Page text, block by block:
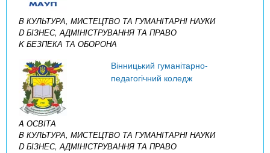
B КУЛЬТУРА, МИСТЕЦТВО ТА ГУМАНІТАРНІ НАУКИ
D БІЗНЕС, АДМІНІСТРУВАННЯ ТА ПРАВО
K БЕЗПЕКА ТА ОБОРОНА
Вінницький гуманітарно-
педагогічний коледж
A ОСВІТА
B КУЛЬТУРА, МИСТЕЦТВО ТА ГУМАНІТАРНІ НАУКИ
D БІЗНЕС, АДМІНІСТРУВАННЯ ТА ПРАВО